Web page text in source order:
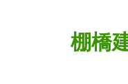
棚橋